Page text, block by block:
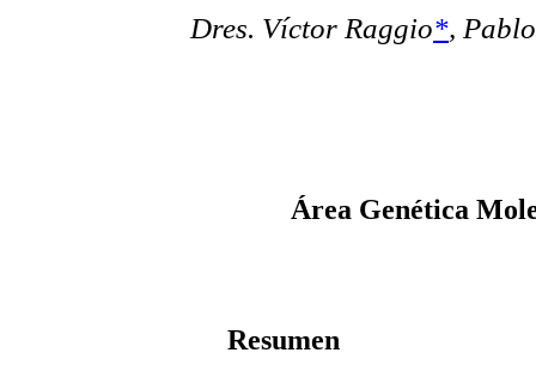
Dres. Víctor Raggio*,
Área Genética
Resumen